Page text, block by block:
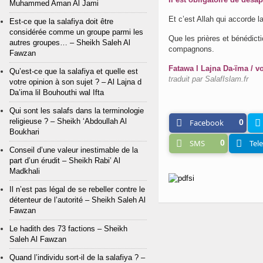
Et c’est Allah qui accorde
Que les prières et
compagnons.
Fatawa l Lajna Da-ïma /
traduit par SalafIslam.fr
Facebook 0
SMS 0
Muhammed Aman Al Jami
Est-ce que la salafiya doit être
considérée comme un groupe parmi les
autres groupes… – Sheikh Saleh Al
Fawzan
Qu’est-ce que la salafiya et quelle est
votre opinion à son sujet ? – Al Lajna d
Da’ima lil Bouhouthi wal Ifta
Qui sont les salafs dans la terminologie
religieuse ? – Sheikh ‘Abdoullah Al
Boukhari
Conseil d’une valeur inestimable de la
part d’un érudit – Sheikh Rabi’ Al
Madkhali
Il n’est pas légal de se rebeller contre le
détenteur de l’autorité – Sheikh Saleh Al
Fawzan
Le hadith des 73 factions – Sheikh
Saleh Al Fawzan
Quand l’individu sort-il de la salafiya ? –